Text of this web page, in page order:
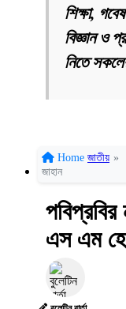
শিক্ষা,
বিজ্ঞান ও
নিতে
Home জাতীয় »
জাহান
এস এম